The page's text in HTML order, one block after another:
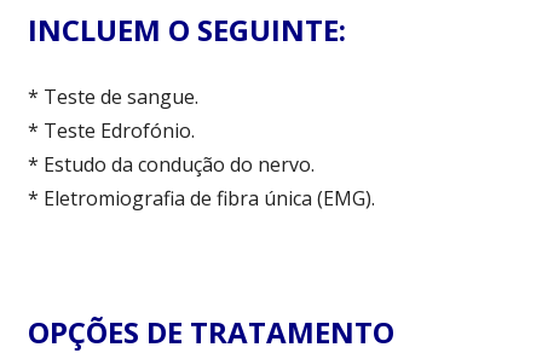
INCLUEM O SEGUINTE:
* Teste de sangue.
* Teste Edrofónio.
* Estudo da condução do nervo.
* Eletromiografia de fibra única (EMG).
OPÇÕES DE TRATAMENTO